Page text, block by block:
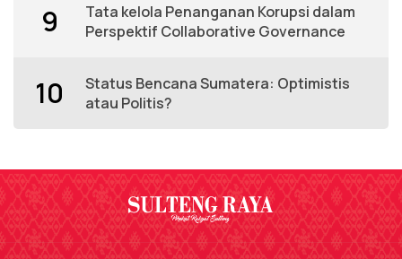
9
Tata kelola Penanganan Korupsi dalam
Perspektif Collaborative Governance
10
Status Bencana Sumatera: Optimistis
atau Politis?